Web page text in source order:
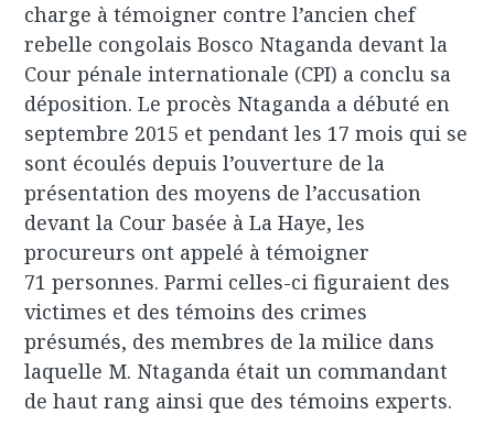
charge à témoigner contre l’ancien chef
rebelle congolais Bosco Ntaganda devant la
Cour pénale internationale (CPI) a conclu sa
déposition. Le procès Ntaganda a débuté en
septembre 2015 et pendant les 17 mois qui se
sont écoulés depuis l’ouverture de la
présentation des moyens de l’accusation
devant la Cour basée à La Haye, les
procureurs ont appelé à témoigner
71 personnes. Parmi celles-ci figuraient des
victimes et des témoins des crimes
présumés, des membres de la milice dans
laquelle M. Ntaganda était un commandant
de haut rang ainsi que des témoins experts.